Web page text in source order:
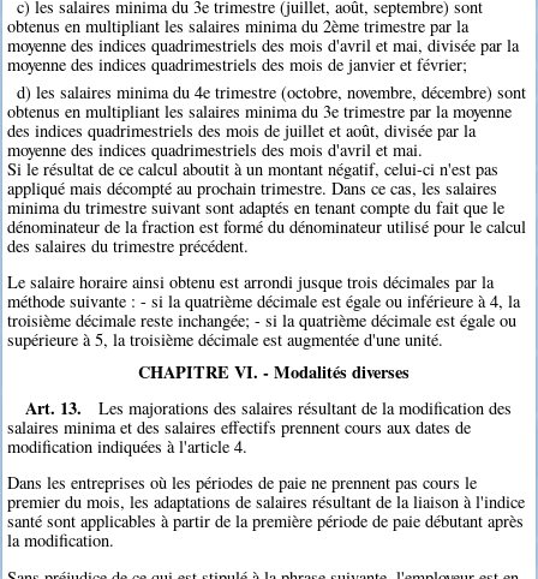
c) les salaires minima du 3e trimestre (juillet, août, septembre) sont
obtenus en multipliant les salaires minima du 2ème trimestre par la
moyenne des indices quadrimestriels des mois d'avril et mai, divisée par la
moyenne des indices quadrimestriels des mois de janvier et février;
d) les salaires minima du 4e trimestre (octobre, novembre, décembre) sont
obtenus en multipliant les salaires minima du 3e trimestre par la moyenne
des indices quadrimestriels des mois de juillet et août, divisée par la
moyenne des indices quadrimestriels des mois d'avril et mai.
Si le résultat de ce calcul aboutit à un montant négatif, celui-ci n'est pas
appliqué mais décompté au prochain trimestre. Dans ce cas, les salaires
minima du trimestre suivant sont adaptés en tenant compte du fait que le
dénominateur de la fraction est formé du dénominateur utilisé pour le calcul
des salaires du trimestre précédent.
Le salaire horaire ainsi obtenu est arrondi jusque trois décimales par la
méthode suivante : - si la quatrième décimale est égale ou inférieure à 4, la
troisième décimale reste inchangée; - si la quatrième décimale est égale ou
supérieure à 5, la troisième décimale est augmentée d'une unité.
CHAPITRE VI. - Modalités diverses
Art. 13.
Les majorations des salaires résultant de la modification des
salaires minima et des salaires effectifs prennent cours aux dates de
modification indiquées à l'article 4.
Dans les entreprises où les périodes de paie ne prennent pas cours le
premier du mois, les adaptations de salaires résultant de la liaison à l'indice
santé sont applicables à partir de la première période de paie débutant après
la modification.